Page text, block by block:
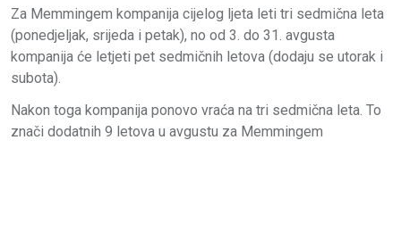
Za Memmingem kompanija cijelog ljeta leti tri sedmična leta
(ponedjeljak, srijeda i petak), no od 3. do 31. avgusta
kompanija će letjeti pet sedmičnih letova (dodaju se utorak i
subota).
Nakon toga kompanija ponovo vraća na tri sedmična leta. To
znači dodatnih 9 letova u avgustu za Memmingem